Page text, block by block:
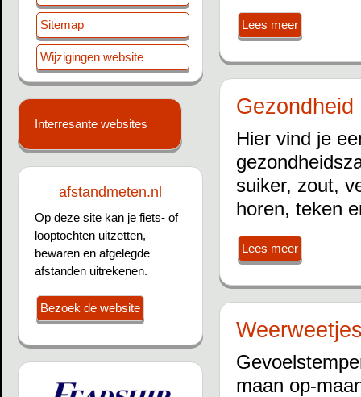
Sitemap
Wijzigingen website
Interresante websites
afstandmeten.nl
Op deze site kan je fiets- of
looptochten uitzetten,
bewaren en afgelegde
afstanden uitrekenen.
Bezoek de website
Lees meer
Gezondheid
Hier vind je
suiker, zout,
horen, teken
Lees meer
maan op-